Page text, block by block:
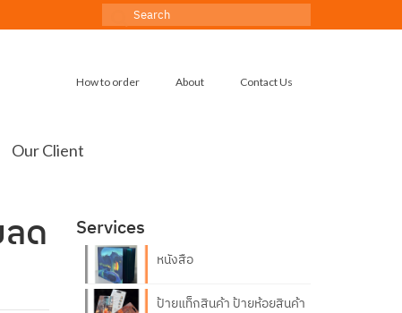
Search
How to order About Contact Us
Our Client
ด
Services
หนังสือ
ป้ายแท็กสินค้า ป้ายห้อยสินค้า